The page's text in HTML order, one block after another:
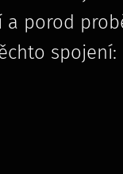
a porod
spojení: